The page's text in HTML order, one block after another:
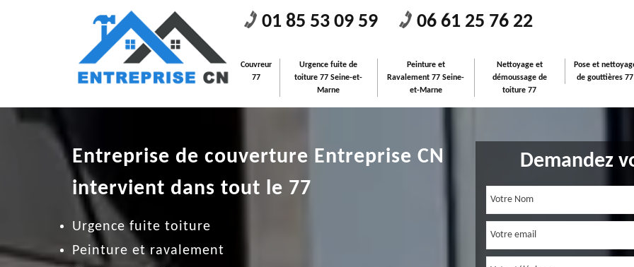
01 85 53 09 59 06 61 25 76 22
Couvreur
77
Urgence fuite de
toiture 77 Seine-et-
Marne
Peinture et
Ravalement 77 Seine-
et-Marne
Nettoyage et
démoussage de
toiture 77
Pose et
de gouttières 77
Entreprise de couverture Entreprise CN
intervient dans tout le 77
Urgence fuite toiture
Peinture et ravalement
Demandez